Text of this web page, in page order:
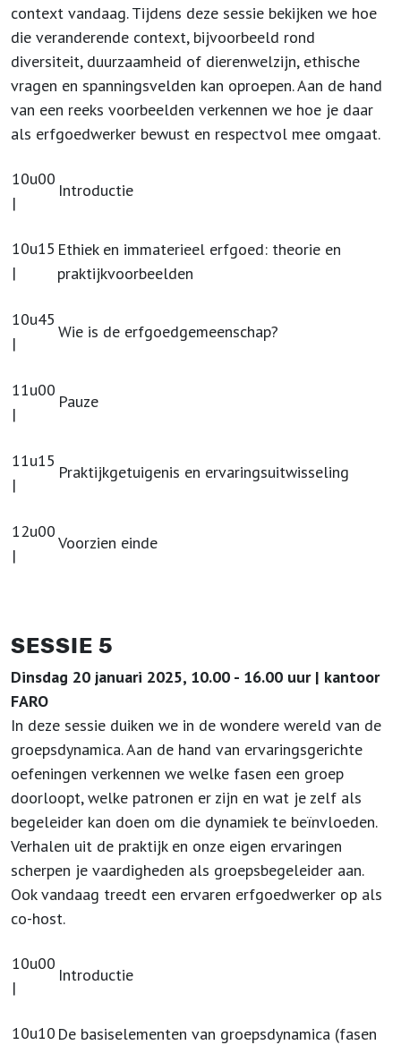
context vandaag. Tijdens deze sessie bekijken we hoe
die veranderende context, bijvoorbeeld rond
diversiteit, duurzaamheid of dierenwelzijn, ethische
vragen en spanningsvelden kan oproepen. Aan de hand
van een reeks voorbeelden verkennen we hoe je daar
als erfgoedwerker bewust en respectvol mee omgaat.
10u00
|
Introductie
10u15
|
Ethiek en immaterieel erfgoed: theorie en
praktijkvoorbeelden
10u45
|
Wie is de erfgoedgemeenschap?
11u00
|
Pauze
11u15
|
Praktijkgetuigenis en ervaringsuitwisseling
12u00
|
Voorzien einde
SESSIE 5
Dinsdag 20 januari 2025, 10.00 - 16.00 uur | kantoor
FARO
In deze sessie duiken we in de wondere wereld van de
groepsdynamica. Aan de hand van ervaringsgerichte
oefeningen verkennen we welke fasen een groep
doorloopt, welke patronen er zijn en wat je zelf als
begeleider kan doen om die dynamiek te beïnvloeden.
Verhalen uit de praktijk en onze eigen ervaringen
scherpen je vaardigheden als groepsbegeleider aan.
Ook vandaag treedt een ervaren erfgoedwerker op als
co-host.
10u00
|
Introductie
10u10 De basiselementen van groepsdynamica (fasen